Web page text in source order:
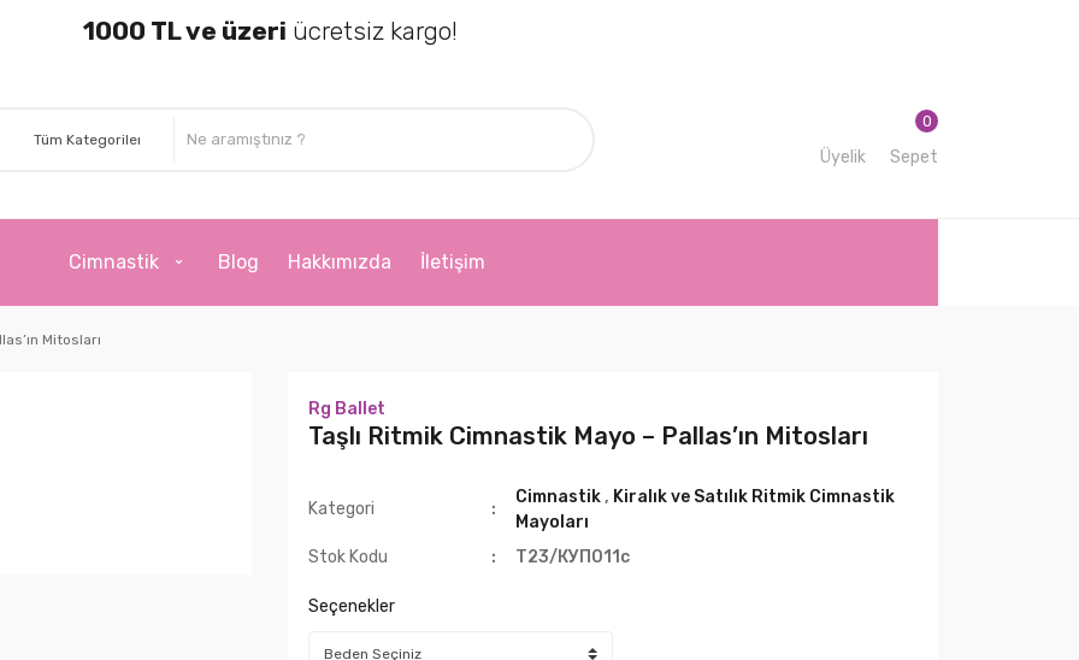
1000 TL ve üzeri ücretsiz kargo!
Üyelik Sepet
0
Cimnastik Blog Hakkımızda İletişim
Mitosları
Rg Ballet
Taşlı Ritmik Cimnastik Mayo – Pallas’ın Mitosları
Kategori
Cimnastik, Kiralık ve Satılık Ritmik Cimnastik
Mayoları
Stok Kodu
Т23/КУП011с
Seçenekler